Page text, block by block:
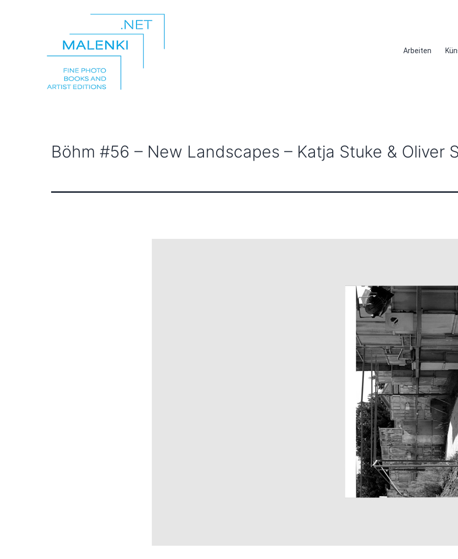
Arbeiten
Böhm #56 – New Landscapes – Katja Stuke & Oliver